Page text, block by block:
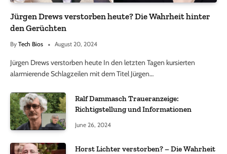
Jürgen Drews verstorben heute? Die Wahrheit hinter
den Gerüchten
By Tech Bios August 20, 2024
Jürgen Drews verstorben heute In den letzten Tagen kursierten
alarmierende Schlagzeilen mit dem Titel Jürgen…
Ralf Dammasch Traueranzeige:
Richtigstellung und Informationen
June 26, 2024
Horst Lichter verstorben? – Die Wahrheit